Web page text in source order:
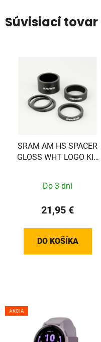
Súvisiaci tovar
SRAM AM HS SPACER
GLOSS WHT LOGO KIT
Do 3 dní
21,95 €
DO KOŠÍKA
AKCIA